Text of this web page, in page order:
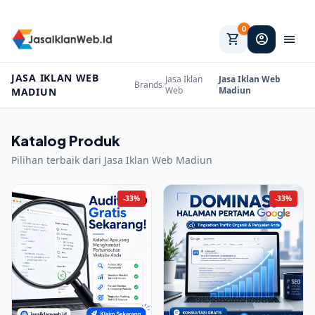
shopping_cart
0
account_circle menu
JASA IKLAN WEB
MADIUN
Brands/Jasa Iklan
Web
/Jasa Iklan Web
Madiun
Katalog Produk
Pilihan terbaik dari Jasa Iklan Web Madiun
-33% -33%